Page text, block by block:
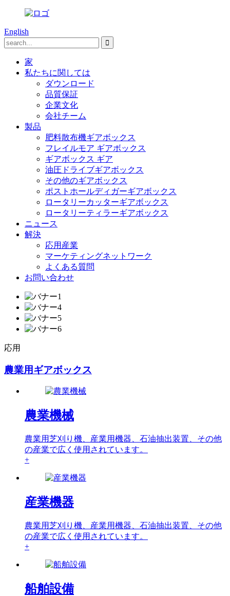
English
家
私たちに関しては
ダウンロード
品質保証
企業文化
会社チーム
製品
肥料散布機ギアボックス
フレイルモア ギアボックス
ギアボックス ギア
油圧ドライブギアボックス
その他のギアボックス
ポストホールディガーギアボックス
ロータリーカッターギアボックス
ロータリーティラーギアボックス
ニュース
解決
応用産業
マーケティングネットワーク
よくある質問
お問い合わせ
応用
農業用ギアボックス
農業機械
農業用芝刈り機、産業用機器、石油抽出装置、その他
の産業で広く使用されています。
+
産業機器
農業用芝刈り機、産業用機器、石油抽出装置、その他
の産業で広く使用されています。
+
船舶設備